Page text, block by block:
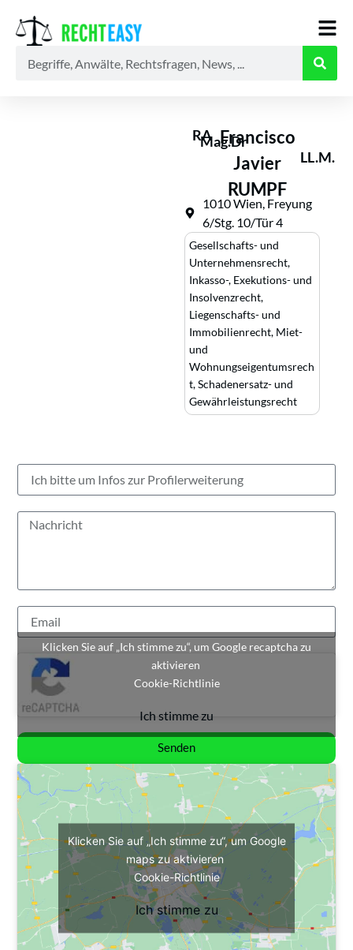
RA
Mag.Dr
Francisco
Javier
RUMPF
LL.M.
1010 Wien, Freyung
6/Stg. 10/Tür 4
Gesellschafts- und
Unternehmensrecht,
Inkasso-, Exekutions- und
Insolvenzrecht,
Liegenschafts- und
Immobilienrecht, Miet-
und
Wohnungseigentumsrech
t,Schadenersatz- und
Gewährleistungsrecht
Klicken Sie auf „Ich stimme zu“, um Google recaptcha zu
aktivieren
Cookie-Richtlinie
Ich stimme zu
Senden
Klicken Sie auf „Ich stimme zu“, um Google
maps zu aktivieren
Cookie-Richtlinie
Ich stimme zu